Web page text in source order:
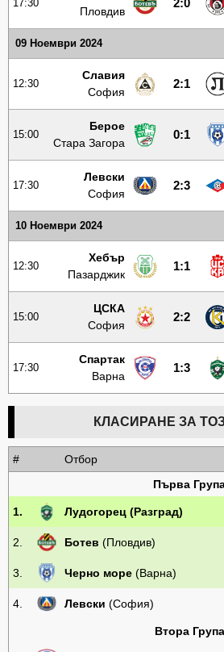
17:30
Пловдив
2:0
09 Ноември 2024
12:30
Славия
София
2:1
15:00
Берое
Стара Загора
0:1
17:30
Левски
София
2:3
10 Ноември 2024
12:30
Хебър
Пазарджик
1:1
15:00
ЦСКА
София
2:2
17:30
Спартак
Варна
1:3
КЛАСИРАНЕ ЗА
# Отбор
Първа
1. Лудогорец (Разград)
2. Ботев (Пловдив)
3. Черно море (Варна)
4. Левски (София)
Втора Група